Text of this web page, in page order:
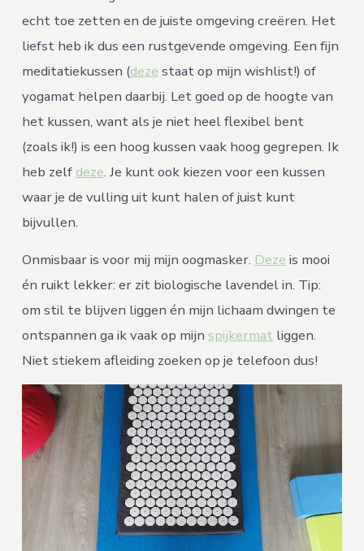
echt toe zetten en de juiste omgeving creëren. Het
liefst heb ik dus een rustgevende omgeving. Een fijn
meditatiekussen (deze staat op mijn wishlist!) of
yogamat helpen daarbij. Let goed op de hoogte van
het kussen, want als je niet heel flexibel bent
(zoals ik!) is een hoog kussen vaak hoog gegrepen. Ik
heb zelf deze. Je kunt ook kiezen voor een kussen
waar je de vulling uit kunt halen of juist kunt
bijvullen.
Onmisbaar is voor mij mijn oogmasker. Deze is mooi
én ruikt lekker: er zit biologische lavendel in. Tip:
om stil te blijven liggen én mijn lichaam dwingen te
ontspannen ga ik vaak op mijn spijkermat liggen.
Niet stiekem afleiding zoeken op je telefoon dus!